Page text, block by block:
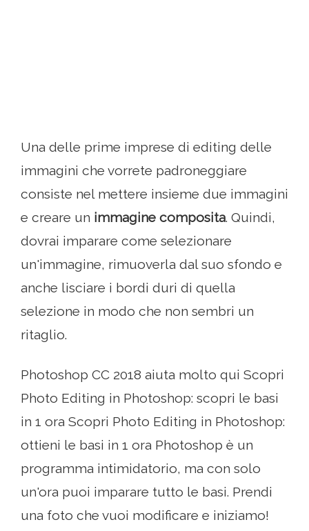
Una delle prime imprese di editing delle
immagini che vorrete padroneggiare
consiste nel mettere insieme due immagini
e creare un immagine composita. Quindi,
dovrai imparare come selezionare
un'immagine, rimuoverla dal suo sfondo e
anche lisciare i bordi duri di quella
selezione in modo che non sembri un
ritaglio.
Photoshop CC 2018 aiuta molto qui Scopri
Photo Editing in Photoshop: scopri le basi
in 1 ora Scopri Photo Editing in Photoshop:
ottieni le basi in 1 ora Photoshop è un
programma intimidatorio, ma con solo
un'ora puoi imparare tutto le basi. Prendi
una foto che vuoi modificare e iniziamo!